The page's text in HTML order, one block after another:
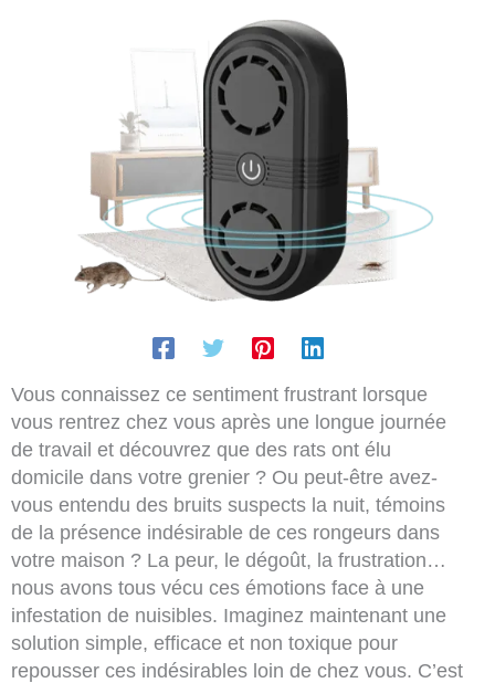
Vous connaissez ce sentiment frustrant lorsque
vous rentrez chez vous après une longue journée
de travail et découvrez que des rats ont élu
domicile dans votre grenier ? Ou peut-être avez-
vous entendu des bruits suspects la nuit, témoins
de la présence indésirable de ces rongeurs dans
votre maison ? La peur, le dégoût, la frustration…
nous avons tous vécu ces émotions face à une
infestation de nuisibles. Imaginez maintenant une
solution simple, efficace et non toxique pour
repousser ces indésirables loin de chez vous. C’est